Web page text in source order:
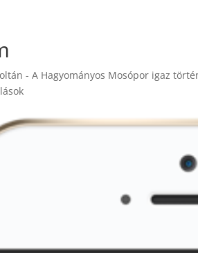
- A Hagyományos Mosópor igaz